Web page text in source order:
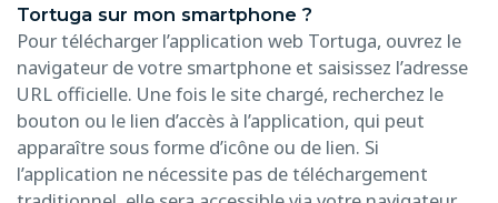
Tortuga sur mon smartphone ?
Pour télécharger l’application web Tortuga, ouvrez le
navigateur de votre smartphone et saisissez l’adresse
URL officielle. Une fois le site chargé, recherchez le
bouton ou le lien d’accès à l’application, qui peut
apparaître sous forme d’icône ou de lien. Si
l’application ne nécessite pas de téléchargement